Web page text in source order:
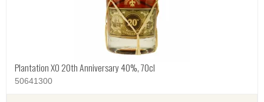
Plantation XO 20th Anniversary 40%, 70cl
50641300